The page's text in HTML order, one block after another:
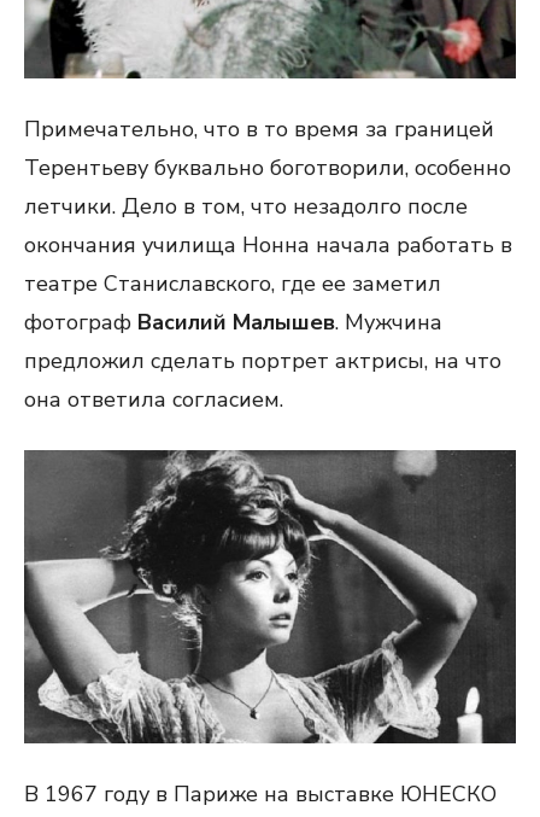
Примечательно, что в то время за границей
Терентьеву буквально боготворили, особенно
летчики. Дело в том, что незадолго после
окончания училища Нонна начала работать в
театре Станиславского, где ее заметил
фотограф Василий Малышев. Мужчина
предложил сделать портрет актрисы, на что
она ответила согласием.
В 1967 году в Париже на выставке ЮНЕСКО